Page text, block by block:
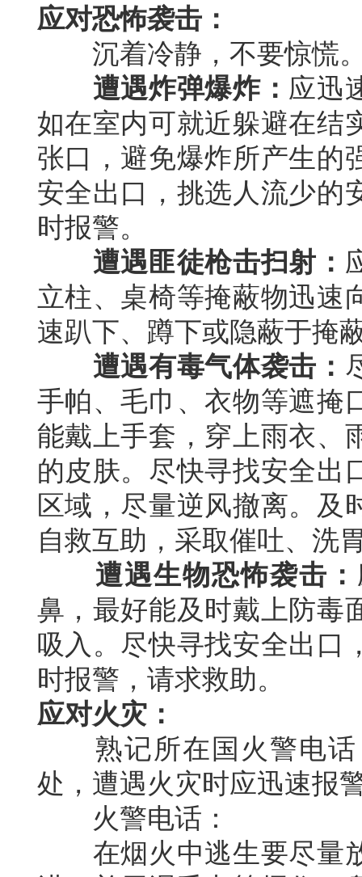
应对恐怖袭击：
沉着冷静，不要惊慌
遭遇炸弹爆炸： 应迅
如在室内可就近躲避在结
张口，避免爆炸所产生的
安全出口，挑选人流少的
时报警。
遭遇匪徒枪击扫射：
立柱、桌椅等掩蔽物迅速
速趴下、蹲下或隐蔽于掩
遭遇有毒气体袭击：
手帕、毛巾、衣物等遮掩
能戴上手套，穿上雨衣、
的皮肤。尽快寻找安全出
区域，尽量逆风撤离。及
自救互助，采取催吐、洗
遭遇生物恐怖袭击：
鼻，最好能及时戴上防毒
吸入。尽快寻找安全出口
时报警，请求救助。
应对火灾：
熟记所在国火警电话
处，遭遇火灾时应迅速报
火警电话：
在烟火中逃生要尽量放